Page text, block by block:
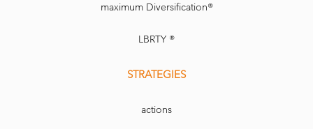
maximum Diversification®
LBRTY ®
STRATEGIES
actions